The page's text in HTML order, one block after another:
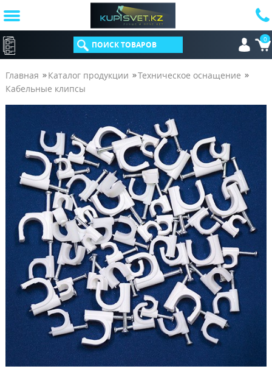
КАТАЛОГ 0
Главная Каталог продукции
Техническое оснащение
Кабельные клипсы